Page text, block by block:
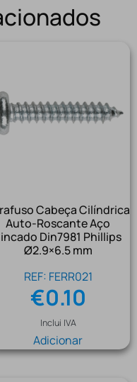
Cabeça Cilíndrica
Auto-Roscante Aço
Din7981 Phillips
Ø2.9×6.5 mm
REF: FERR021
€0.10
Inclui IVA
Adicionar